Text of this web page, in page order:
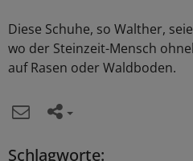
Diese Schuhe, so Walther,
wo der Steinzeit-Mensch
auf Rasen oder Waldboden.
Schlagworte: